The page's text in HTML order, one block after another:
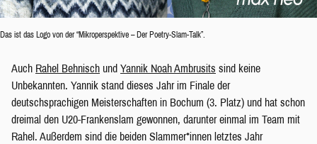
Das ist das Logo von der “Mikroperspektive – Der Poetry-Slam-Talk”.
Auch Rahel Behnisch und Yannik Noah Ambrusits sind keine
Unbekannten. Yannik stand dieses Jahr im Finale der
deutschsprachigen Meisterschaften in Bochum (3. Platz) und hat schon
dreimal den U20-Frankenslam gewonnen, darunter einmal im Team mit
Rahel. Außerdem sind die beiden Slammer*innen letztes Jahr